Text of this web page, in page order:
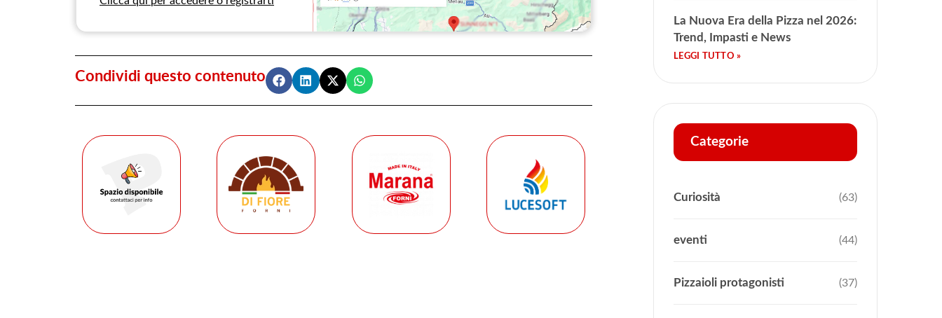
Condividi questo contenuto
La Nuova Era della Pizza nel 2026:
Trend, Impasti e News
Categorie
Curiosità (63)
eventi (44)
Pizzaioli protagonisti (37)